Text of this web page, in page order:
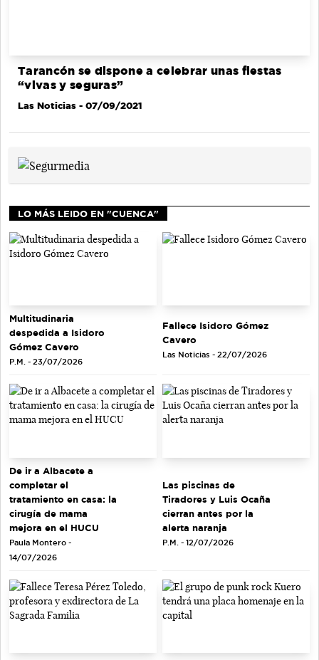
Tarancón se dispone a celebrar unas fiestas
“vivas y seguras”
Las Noticias - 07/09/2021
LO MÁS LEIDO EN "CUENCA"
Multitudinaria
despedida a Isidoro
Gómez Cavero
P.M. - 23/07/2026
Fallece Isidoro Gómez
Cavero
Las Noticias - 22/07/2026
De ir a Albacete a
completar el
tratamiento en casa: la
cirugía de mama
mejora en el HUCU
Paula Montero -
14/07/2026
Las piscinas de
Tiradores y Luis Ocaña
cierran antes por la
alerta naranja
P.M. - 12/07/2026